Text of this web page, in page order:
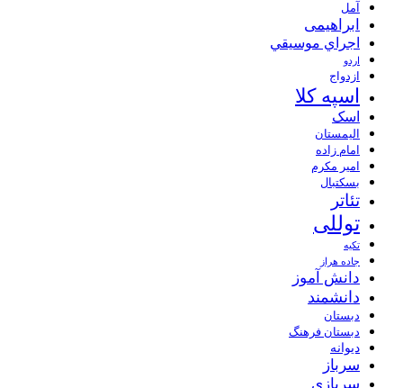
آمل
ابراهیمی
اجراي موسيقي
اردو
ازدواج
اسپه کلا
اسک
الیمستان
امام زاده
امیر مکرم
بسکتبال
تئاتر
توللی
تکیه
جاده هراز
دانش آموز
دانشمند
دبستان
دبستان فرهنگ
دیوانه
سرباز
سربازی